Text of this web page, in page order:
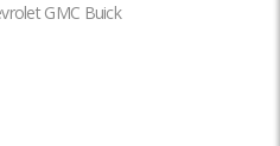
GMC Buick